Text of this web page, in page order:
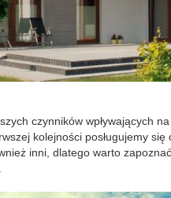
czynników wpływających
kolejności posługujemy
inni, dlatego warto